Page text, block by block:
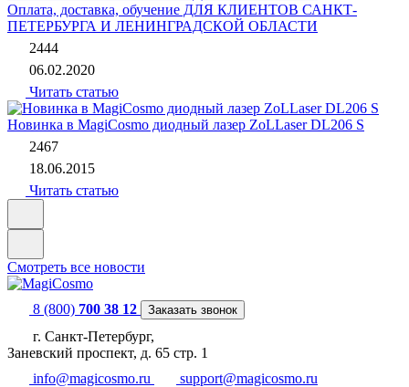
Оплата, доставка, обучение ДЛЯ КЛИЕНТОВ САНКТ-
ПЕТЕРБУРГА И ЛЕНИНГРАДСКОЙ ОБЛАСТИ
2444
06.02.2020
Читать статью
Новинка в MagiCosmo диодный лазер ZoLLaser DL206 S
2467
18.06.2015
Читать статью
Смотреть все новости
8 (800) 700 38 12 Заказать звонок
г. Санкт-Петербург,
Заневский проспект, д. 65 стр. 1
info@magicosmo.ru
support@magicosmo.ru